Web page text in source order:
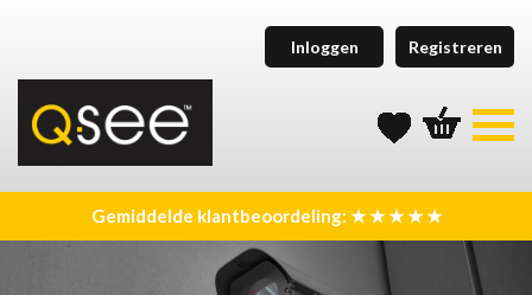
Inloggen Registreren
Gemiddelde klantbeoordeling: ★ ★ ★ ★ ★